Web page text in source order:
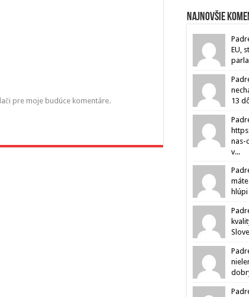
pre moje budúce komentáre.
Najnovšie
EU,
13
nas-
v...
hlúpi